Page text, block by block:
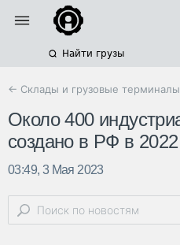
Найти грузы
← Склады и грузовые терминалы
Около 400
создано в РФ в 2022
03:49, 3 Мая 2023